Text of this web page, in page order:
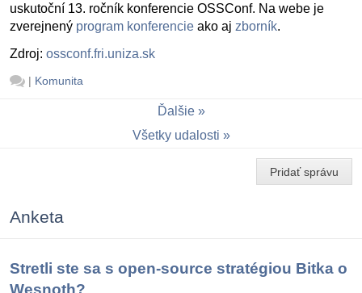
uskutoční 13. ročník konferencie OSSConf. Na webe je
zverejnený program konferencie ako aj zborník.
Zdroj: ossconf.fri.uniza.sk
| Komunita
Ďalšie
Všetky udalosti
Pridať správu
Anketa
Stretli ste sa s open-source stratégiou Bitka o
Wesnoth?